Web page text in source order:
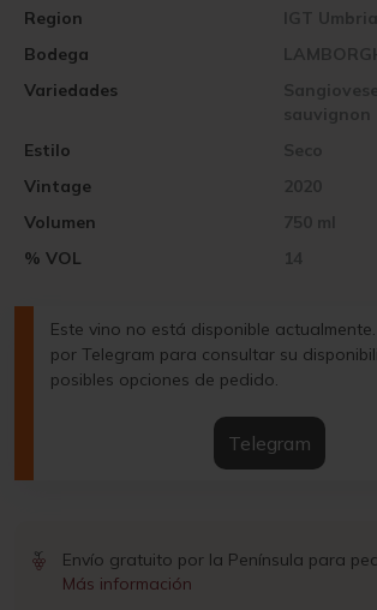
Vintage 2020
Region IGT Umbria
Volumen 750 ml
Bodega
% VOL 14
Variedades
sauvignon
Estilo Seco
Este vino no está disponible
por Telegram para consultar su
posibles opciones de pedido.
Telegram
Envío gratuito por la Península para
Más información